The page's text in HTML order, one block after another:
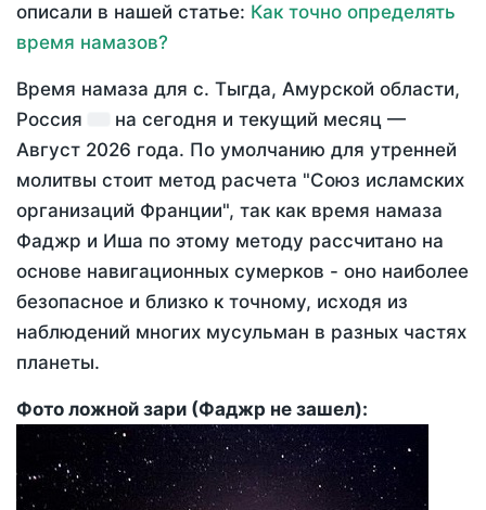
описали в нашей статье: Как точно определять
время намазов?
Время намаза для с. Тыгда, Амурской области,
Россия
на сегодня и текущий месяц —
Август 2026 года. По умолчанию для утренней
молитвы стоит метод расчета "Союз исламских
организаций Франции", так как время намаза
Фаджр и Иша по этому методу рассчитано на
основе навигационных сумерков - оно наиболее
безопасное и близко к точному, исходя из
наблюдений многих мусульман в разных частях
планеты.
Фото ложной зари (Фаджр не зашел):